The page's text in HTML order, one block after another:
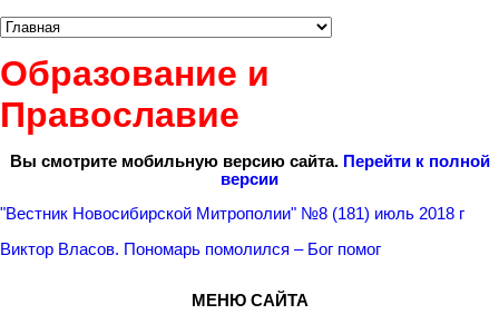
Образование и
Православие
Вы смотрите мобильную версию сайта. Перейти к полной
версии
"Вестник Новосибирской Митрополии" №8 (181) июль 2018 г
Виктор Власов. Пономарь помолился – Бог помог
МЕНЮ САЙТА